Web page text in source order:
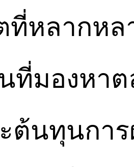
ที่หลากหล
ที่มองหาต
ต้นทุนกา